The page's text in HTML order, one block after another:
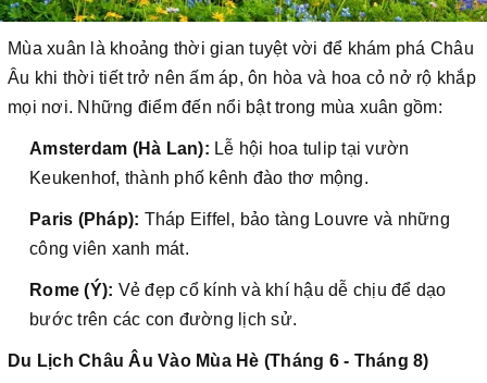
Mùa xuân là khoảng thời gian tuyệt vời để khám phá Châu
Âu khi thời tiết trở nên ấm áp, ôn hòa và hoa cỏ nở rộ khắp
mọi nơi. Những điểm đến nổi bật trong mùa xuân gồm:
Amsterdam (Hà Lan): Lễ hội hoa tulip tại vườn
Keukenhof, thành phố kênh đào thơ mộng.
Paris (Pháp): Tháp Eiffel, bảo tàng Louvre và những
công viên xanh mát.
Rome (Ý): Vẻ đẹp cổ kính và khí hậu dễ chịu để dạo
bước trên các con đường lịch sử.
Du Lịch Châu Âu Vào Mùa Hè (Tháng 6 - Tháng 8)